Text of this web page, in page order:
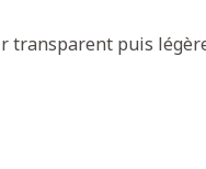
transparent puis